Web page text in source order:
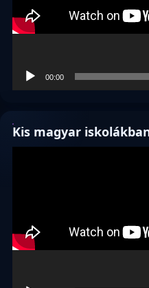
00:00
Kis magyar